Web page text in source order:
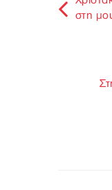
στη